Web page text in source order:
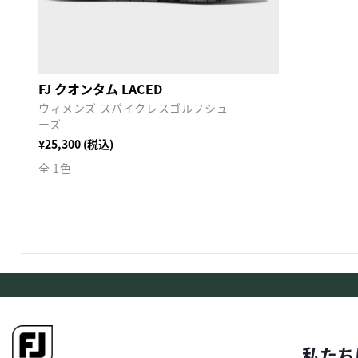
FJ クオンタム LACED
ウィメンズ スパイクレスゴルフシュ
ーズ
¥25,300 (税込)
全 1色